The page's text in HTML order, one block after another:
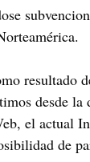
resultado
desde la
el actual
de